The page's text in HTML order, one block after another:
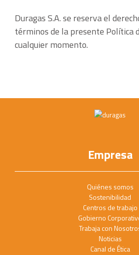
Duragas S.A. se reserva el
términos de la presente Política
cualquier momento.
Empresa
Quiénes somos
Sostenibilidad
Centros de trabajo
Gobierno
Trabaja con
Noticias
Canal de Ética